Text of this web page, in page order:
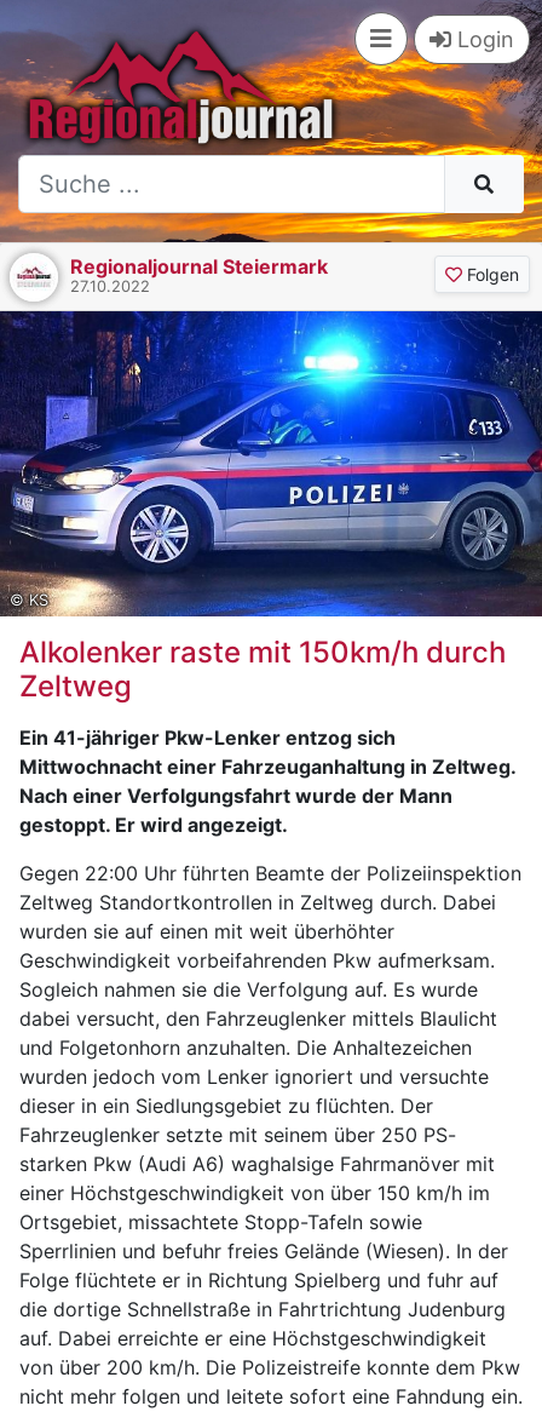
Login
Regionaljournal Steiermark
27.10.2022
Folgen
© KS
Alkolenker raste mit 150km/h durch
Zeltweg
Ein 41-jähriger Pkw-Lenker entzog sich
Mittwochnacht einer Fahrzeuganhaltung in Zeltweg.
Nach einer Verfolgungsfahrt wurde der Mann
gestoppt. Er wird angezeigt.
Gegen 22:00 Uhr führten Beamte der Polizeiinspektion
Zeltweg Standortkontrollen in Zeltweg durch. Dabei
wurden sie auf einen mit weit überhöhter
Geschwindigkeit vorbeifahrenden Pkw aufmerksam.
Sogleich nahmen sie die Verfolgung auf. Es wurde
dabei versucht, den Fahrzeuglenker mittels Blaulicht
und Folgetonhorn anzuhalten. Die Anhaltezeichen
wurden jedoch vom Lenker ignoriert und versuchte
dieser in ein Siedlungsgebiet zu flüchten. Der
Fahrzeuglenker setzte mit seinem über 250 PS-
starken Pkw (Audi A6) waghalsige Fahrmanöver mit
einer Höchstgeschwindigkeit von über 150 km/h im
Ortsgebiet, missachtete Stopp-Tafeln sowie
Sperrlinien und befuhr freies Gelände (Wiesen). In der
Folge flüchtete er in Richtung Spielberg und fuhr auf
die dortige Schnellstraße in Fahrtrichtung Judenburg
auf. Dabei erreichte er eine Höchstgeschwindigkeit
von über 200 km/h. Die Polizeistreife konnte dem Pkw
nicht mehr folgen und leitete sofort eine Fahndung ein.